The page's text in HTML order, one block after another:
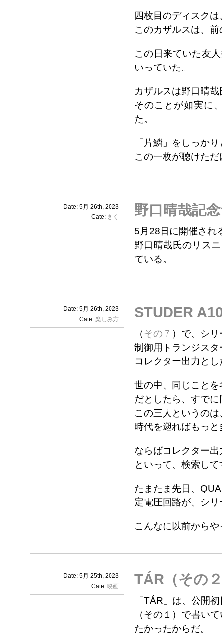
四枚目のディスク
このカザルスは、
この日来ていた友
いっていた。
カザルスは野口晴
そのことが如実に
た。
「片鱗」をしっか
この一枚が聴けた
Date: 5月 26th, 2023
Cate: きく 野口晴哉記
5月28日に開催され
野口晴哉氏のリス
ている。
Date: 5月 26th, 2023
Cate: 楽しみ方 STUDER
（ その７ ）で、シ
制御用トランジス
コレクター出力と
世の中、同じこと
だとしたら、すで
この三人というの
時代を遡ればもっ
ならばコレクター
といって、検索し
たまたま先日、
定電圧回路が、シ
こんなに以前から
Date: 5月 25th, 2023
Cate: 映画 TÁR（その
「TÁR」は、公開
（その１）で書い
たかったからだ。